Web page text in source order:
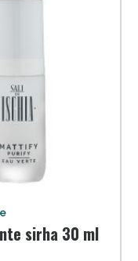
sirha 30 ml